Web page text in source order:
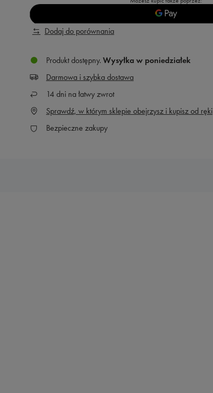
Dodaj do porównania
Produkt dostępny Wysyłka w poniedziałek
Darmowa i szybka dostawa
14 dni na łatwy zwrot
Sprawdź, w którym sklepie obejrzysz i kupisz od ręki
Bezpieczne zakupy